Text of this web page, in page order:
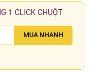
1 CLICK CHUỘT
MUA NHANH